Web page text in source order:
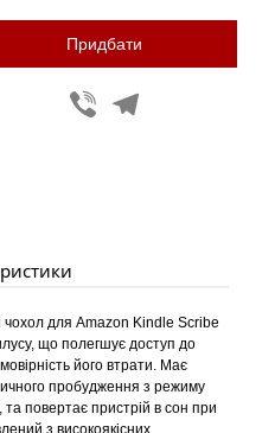
Viber
для Amazon Kindle Scribe
що полегшує доступ до
його втрати. Має
пробудження з режиму
та повертає пристрій в сон при
з високоякісних